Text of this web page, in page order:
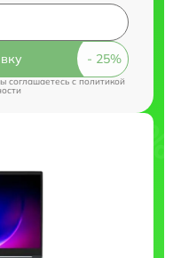
соглашаетесь cполитикой